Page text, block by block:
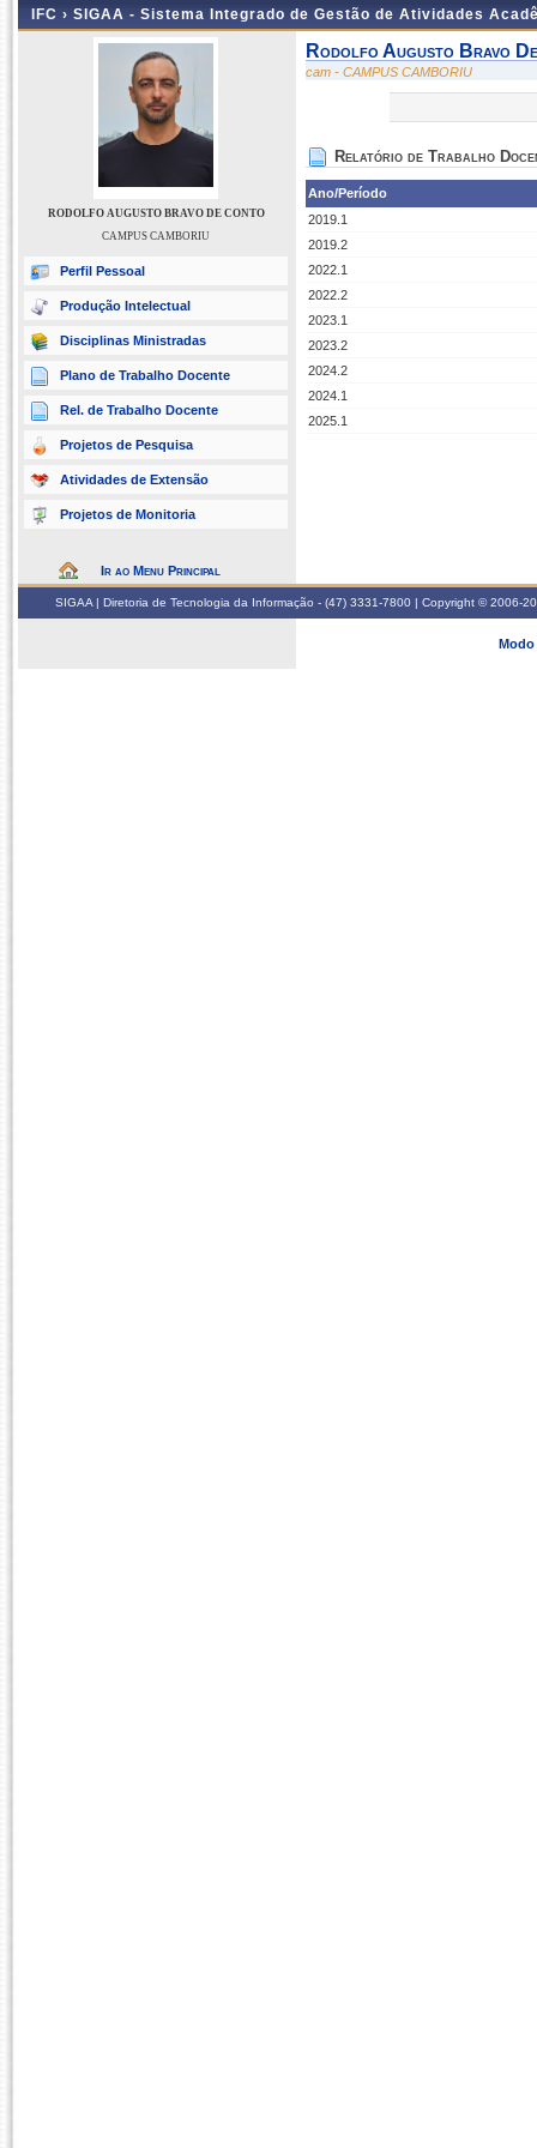
IFC › SIGAA - Sistema Integrado de Gestão de Atividades
RODOLFO AUGUSTO BRAVO DE CONTO
CAMPUS CAMBORIU
Perfil Pessoal
Produção Intelectual
Disciplinas Ministradas
Plano de Trabalho Docente
Rel. de Trabalho Docente
Projetos de Pesquisa
Atividades de Extensão
Projetos de Monitoria
Ir ao Menu Principal
Rodolfo Augusto Bravo
cam - CAMPUS CAMBORIU
Relatório de Trabalho
Ano/Período
2019.1
2019.2
2022.1
2022.2
2023.1
2023.2
2024.2
2024.1
2025.1
SIGAA | Diretoria de Tecnologia da Informação - (47) 3331-7800 | Copyright © 2006-
Modo